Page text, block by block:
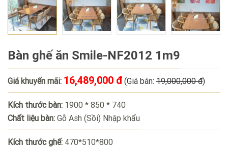
Bàn ghế ăn Smile-NF2012 1m9
Giá khuyến mãi: 16,489,000 đ (Giá bán: 19,000,000 đ)
Kích thước bàn: 1900 * 850 * 740
Chất liệu bàn: Gỗ Ash (Sồi) Nhập khẩu
Kích thước ghế: 470*510*800